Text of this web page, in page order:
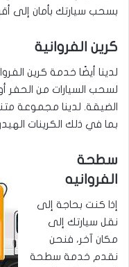
بسحب سيارتك بأمان إلى
كرين الفروانية
لدينا أيضًا خدمة كرين
لسحب السيارات من الحفر
الضيقة. لدينا مجموعة
بما في ذلك الكرينات
سطحة
الفروانيه
إذا كنت بحاجة إلى
نقل سيارتك إلى
مكان آخر، فنحن
نقدم خدمة سطحة